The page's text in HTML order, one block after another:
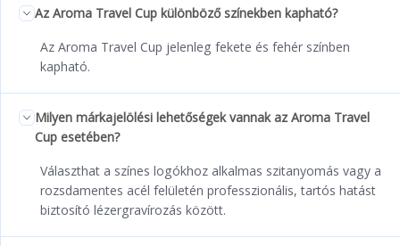
Az Aroma Travel Cup különböző színekben kapható?
Az Aroma Travel Cup jelenleg fekete és fehér színben
kapható.
Milyen márkajelölési lehetőségek vannak az Aroma Travel
Cup esetében?
Választhat a színes logókhoz alkalmas szitanyomás vagy a
rozsdamentes acél felületén professzionális, tartós hatást
biztosító lézergravírozás között.